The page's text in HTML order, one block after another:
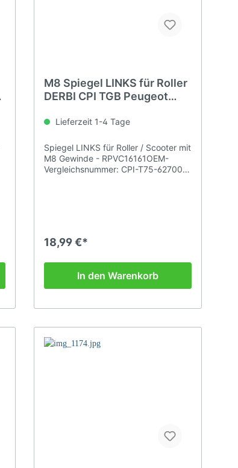
M8 Spiegel LINKS für Roller
DERBI CPI TGB Peugeot
Lieferzeit 1-4 Tage
Spiegel LINKS für Roller / Scooter mit
M8 Gewinde - RPVC16161OEM-
Vergleichsnummer: CPI-T75-62700-
18,99 €*
In den Warenkorb